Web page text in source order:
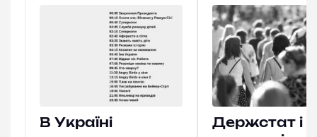
В Україні
Держстат і